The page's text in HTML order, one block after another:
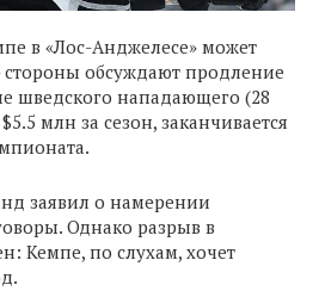
в «Лос-Анджелесе» может
обсуждают продление
шведского нападающего (28
млн за сезон, заканчивается
заявил о намерении
Однако разрыв в
Кемпе, по слухам, хочет